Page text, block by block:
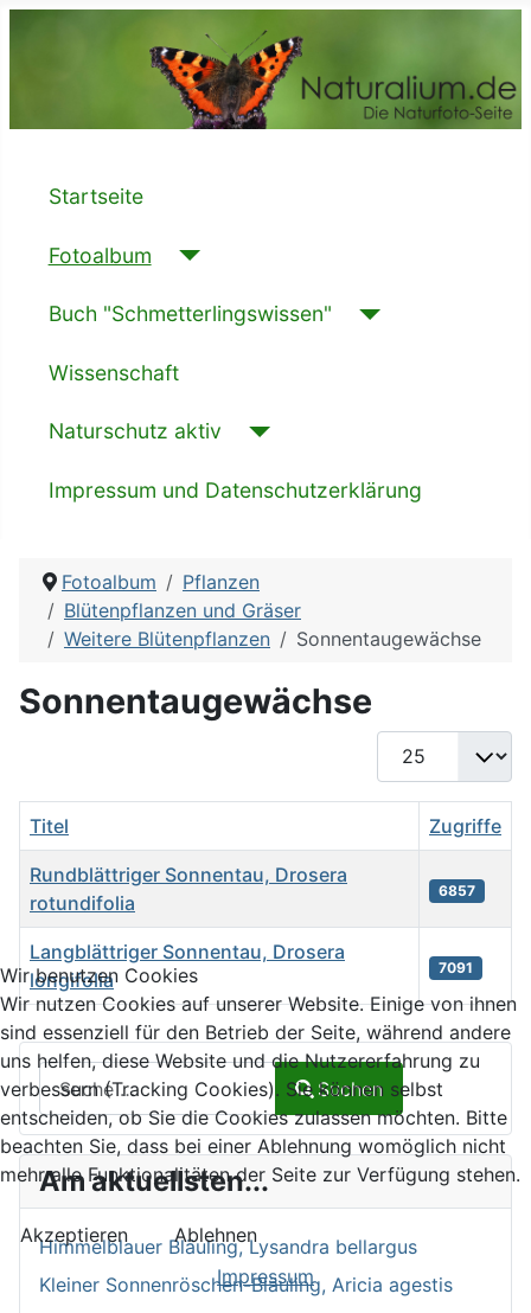
Startseite
Fotoalbum
Buch "Schmetterlingswissen"
Wissenschaft
Naturschutz aktiv
Impressum und Datenschutzerklärung
Fotoalbum
Pflanzen
Blütenpflanzen und Gräser
Weitere Blütenpflanzen
Sonnentaugewächse
Sonnentaugewächse
Anzeige #
Beiträge
Titel Zugriffe
Rundblättriger Sonnentau, Drosera
rotundifolia
6857
Langblättriger Sonnentau, Drosera
longifolia
7091
Suchen auf Naturalium.de
Type 2 or more characters for results.
Suchen
Am aktuellsten...
Himmelblauer Bläuling, Lysandra bellargus
Kleiner Sonnenröschen-Bläuling, Aricia agestis
Wir benutzen Cookies
Wir nutzen Cookies auf unserer Website. Einige von ihnen
sind essenziell für den Betrieb der Seite, während andere
uns helfen, diese Website und die Nutzererfahrung zu
verbessern (Tracking Cookies). Sie können selbst
entscheiden, ob Sie die Cookies zulassen möchten. Bitte
beachten Sie, dass bei einer Ablehnung womöglich nicht
mehr alle Funktionalitäten der Seite zur Verfügung stehen.
Akzeptieren
Ablehnen
Impressum